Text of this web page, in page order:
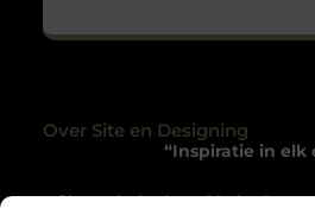
Over Site en Designing
“Inspiratie in elk
Siteendesigning.nl helpt je